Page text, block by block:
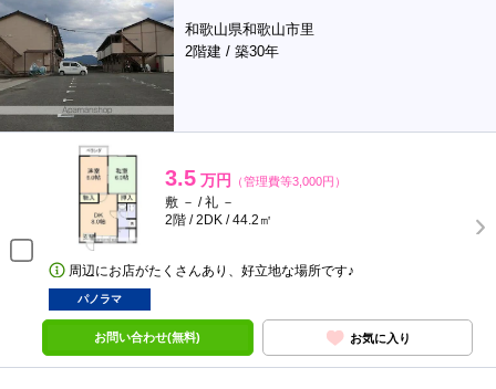
和歌山県和歌山市里
2階建 / 築30年
3.5 万円 （管理費等3,000円）
敷 － / 礼 －
2階 / 2DK / 44.2㎡
周辺にお店がたくさんあり、好立地な場所です♪
パノラマ
お問い合わせ(無料) お気に入り